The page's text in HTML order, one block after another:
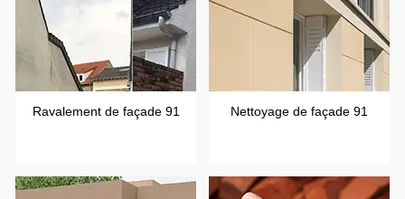
Ravalement de façade 91 Nettoyage de façade 91